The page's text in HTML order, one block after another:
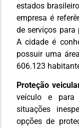
estados
empresa é
de serviços para
A cidade é
possuir uma
606.123
Proteção
veículo e para
situações
opções de